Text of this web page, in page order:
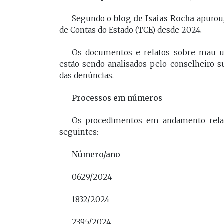
Segundo oblog de Isaias Rocha
de Contas do Estado (TCE) desde 2024.
Os documentos e relatos sobre mau
estão sendo analisados pelo conselheiro
das denúncias.
Processos em números
Os procedimentos em andamento
seguintes:
Número/ano
0629/2024
1832/2024
mais convergências do
divergências, somos da
FELIPE CAMARÃO
carreira e professor da
secretários da Segep,
Secma, Segov e Seduc. É
Maranhão desde 2023.
Vossa Excelência
fora."
PAULO
Maranhão